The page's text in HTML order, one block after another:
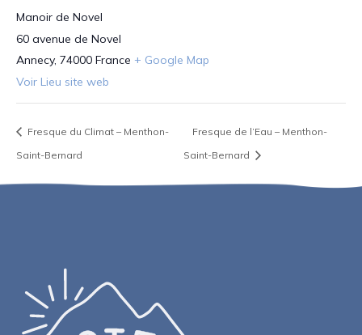
Manoir de Novel
60 avenue de Novel
Annecy, 74000 France + Google Map
Voir Lieu site web
Fresque du Climat – Menthon-
Saint-Bernard
Fresque de l’Eau – Menthon-
Saint-Bernard